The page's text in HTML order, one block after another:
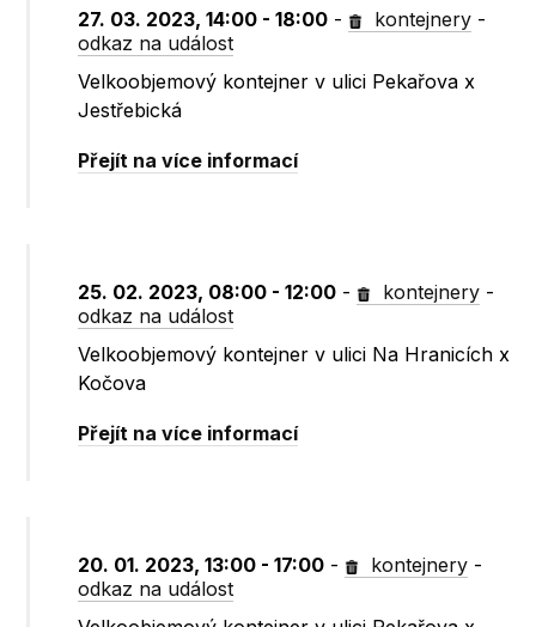
27. 03. 2023, 14:00 - 18:00 - kontejnery -
odkaz na událost
Velkoobjemový kontejner v ulici Pekařova x
Jestřebická
Přejít na více informací
25. 02. 2023, 08:00 - 12:00 - kontejnery -
odkaz na událost
Velkoobjemový kontejner v ulici Na Hranicích x
Kočova
Přejít na více informací
20. 01. 2023, 13:00 - 17:00 - kontejnery -
odkaz na událost